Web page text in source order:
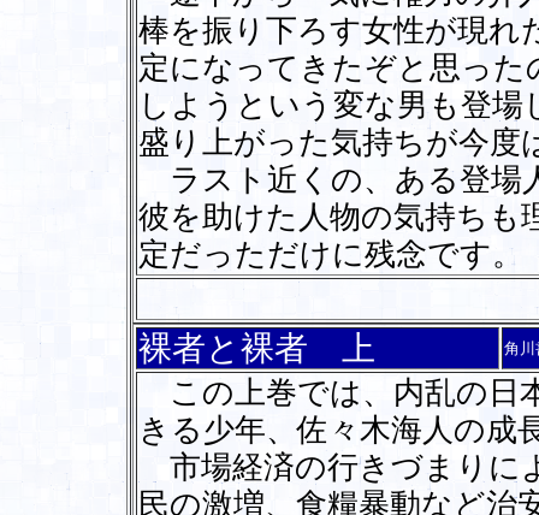
棒を振り下ろす女性が現れ
定になってきたぞと思った
しようという変な男も登
盛り上がった気持ちが今度
ラスト近くの、ある登場
彼を助けた人物の気持ちも
定だっただけに残念です。
裸者と裸者 上 角川
この上巻では、内乱の日
きる少年、佐々木海人の成
市場経済の行きづまりに
民の激増、食糧暴動など治